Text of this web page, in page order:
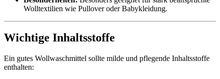
Wolltextilien wie Pullover oder Babykleidung.
Wichtige Inhaltsstoffe
Ein gutes Wollwaschmittel sollte milde und pflegende Inhaltsstoffe
enthalten: